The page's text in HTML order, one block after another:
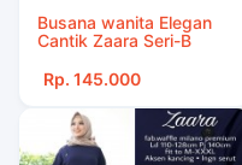
Busana wanita Elegan
Cantik Zaara Seri-B
Rp. 145.000